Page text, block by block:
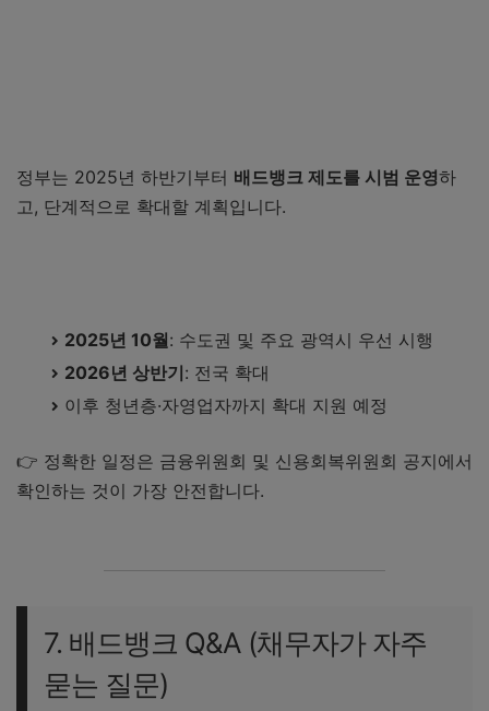
정부는 2025년 하반기부터 배드뱅크 제도를 시범 운영하
고, 단계적으로 확대할 계획입니다.
2025년 10월: 수도권 및 주요 광역시 우선 시행
2026년 상반기: 전국 확대
이후 청년층·자영업자까지 확대 지원 예정
👉 정확한 일정은 금융위원회 및 신용회복위원회 공지에서
확인하는 것이 가장 안전합니다.
7. 배드뱅크 Q&A (채무자가 자주
묻는 질문)